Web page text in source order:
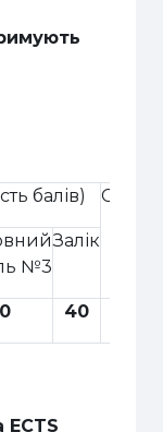
балів) Сума
№3
Залік
40
ECTS